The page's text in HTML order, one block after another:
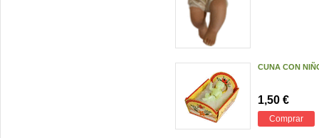
CUNA CON
1,50 €
Comprar